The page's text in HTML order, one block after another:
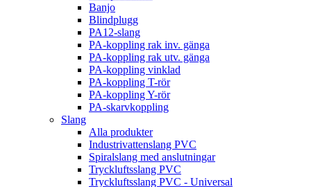
Banjo
Blindplugg
PA12-slang
PA-koppling rak inv. gänga
PA-koppling rak utv. gänga
PA-koppling vinklad
PA-koppling T-rör
PA-koppling Y-rör
PA-skarvkoppling
Slang
Alla produkter
Industrivattenslang PVC
Spiralslang med anslutningar
Tryckluftsslang PVC
Tryckluftsslang PVC - Universal